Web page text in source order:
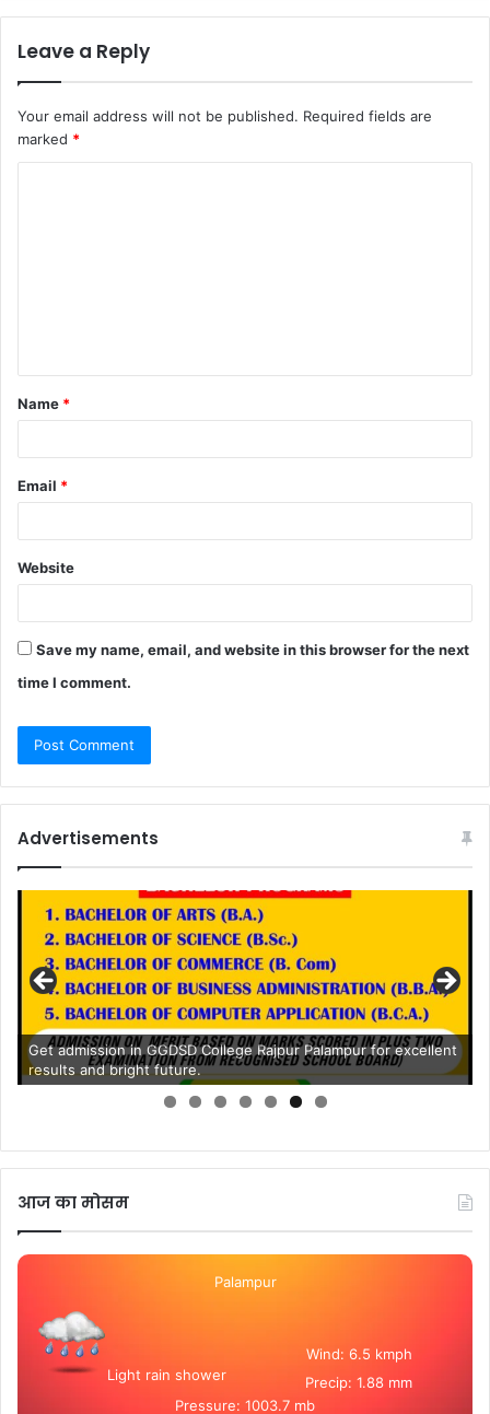
Leave a Reply
Your email address will not be published. Required fields are
marked *
Name *
Email *
Website
Save my name, email, and website in this browser for the next
time I comment.
Advertisements
Get admission in GGDSD College Rajpur Palampur for excellent
results and bright future.
आज का मोसम
Palampur
Light rain shower
Wind: 6.5 kmph
Precip: 1.88 mm
Pressure: 1003.7 mb